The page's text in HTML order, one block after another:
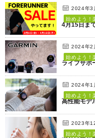
2024年3
始めよう！
4月15日ま
2024年2
始めよう！
ライフサポ
2024年1
始めよう！
高性能モデ
2023年
始めよう！